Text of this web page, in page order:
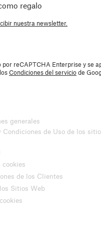
regalo
nuestra newsletter.
por reCAPTCHA Enterprise y se
Condiciones del serviciode
generales
Condiciones de Uso de los
de los Clientes
Sitios Web